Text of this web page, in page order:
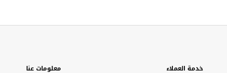
خدمة العملاء معلومات عنا